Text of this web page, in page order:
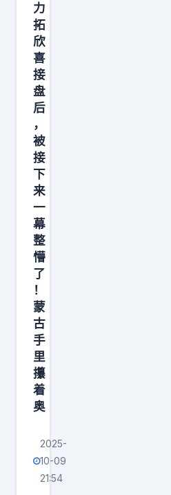
援
引
多
名
相
关
人
士
的
消
息
称
，
日
本
力
拓
欣
喜
接
盘
后
，
被
接
下
来
一
幕
整
懵
了
！
蒙
古
手
里
攥
着
奥
2025-
10-09
21:54